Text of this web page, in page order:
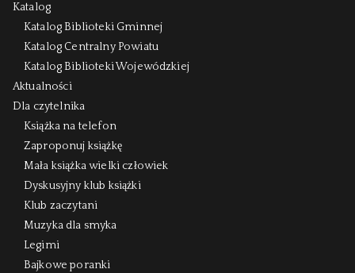
Katalog
Katalog Biblioteki Gminnej
Katalog Centralny Powiatu
Katalog Biblioteki Wojewódzkiej
Aktualności
Dla czytelnika
Książka na telefon
Zaproponuj książkę
Mała książka wielki człowiek
Dyskusyjny klub książki
Klub zaczytani
Muzyka dla smyka
Legimi
Bajkowe poranki